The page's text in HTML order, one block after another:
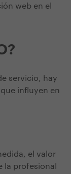
web en el
servicio, hay
influyen en
el valor
la profesional